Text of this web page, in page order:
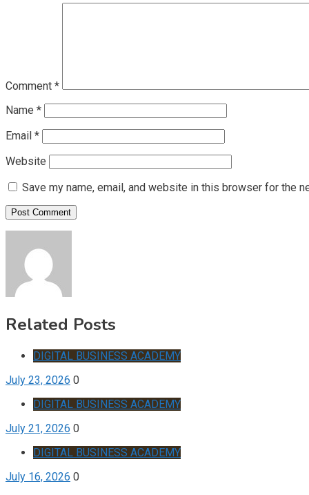
Comment *
Name *
Email *
Website
Save my name, email, and website in this browser for the
Related Posts
DIGITAL BUSINESS ACADEMY
July 23, 2026 0
DIGITAL BUSINESS ACADEMY
July 21, 2026 0
DIGITAL BUSINESS ACADEMY
July 16, 2026 0